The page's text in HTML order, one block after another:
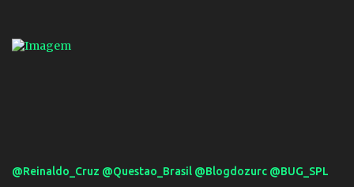
@Reinaldo_Cruz @Questao_Brasil @Blogdozurc @BUG_SPL